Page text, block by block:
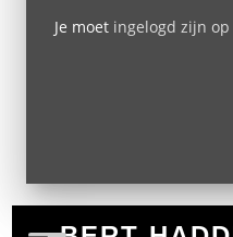
Je moet ingelogd zijn op